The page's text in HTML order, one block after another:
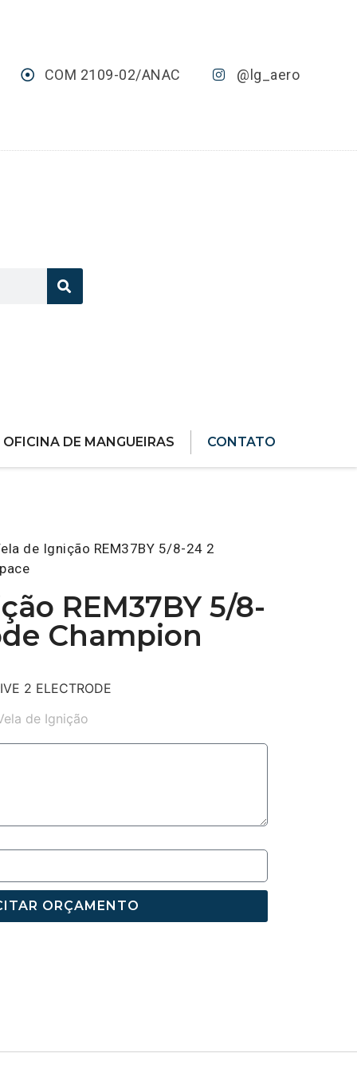
COM 2109-02/ANAC @lg_aero
OFICINA DE MANGUEIRAS CONTATO
de Ignição REM37BY 5/8-24 2
REM37BY 5/8-
Champion
2 ELECTRODE
de Ignição
ORÇAMENTO